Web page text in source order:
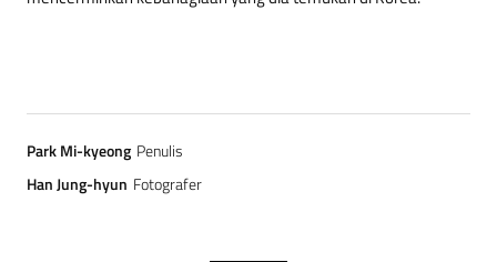
Park Mi-kyeong Penulis
Han Jung-hyun Fotografer